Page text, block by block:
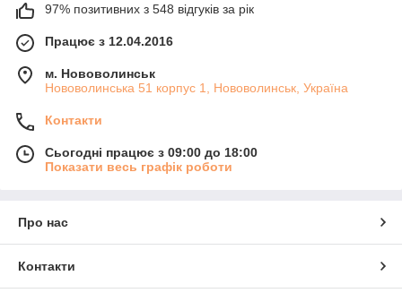
97% позитивних з 548 відгуків за рік
Працює з 12.04.2016
м. Нововолинськ
Нововолинська 51 корпус 1, Нововолинськ, Україна
Контакти
Сьогодні працює з 09:00 до 18:00
Показати весь графік роботи
Про нас
Контакти